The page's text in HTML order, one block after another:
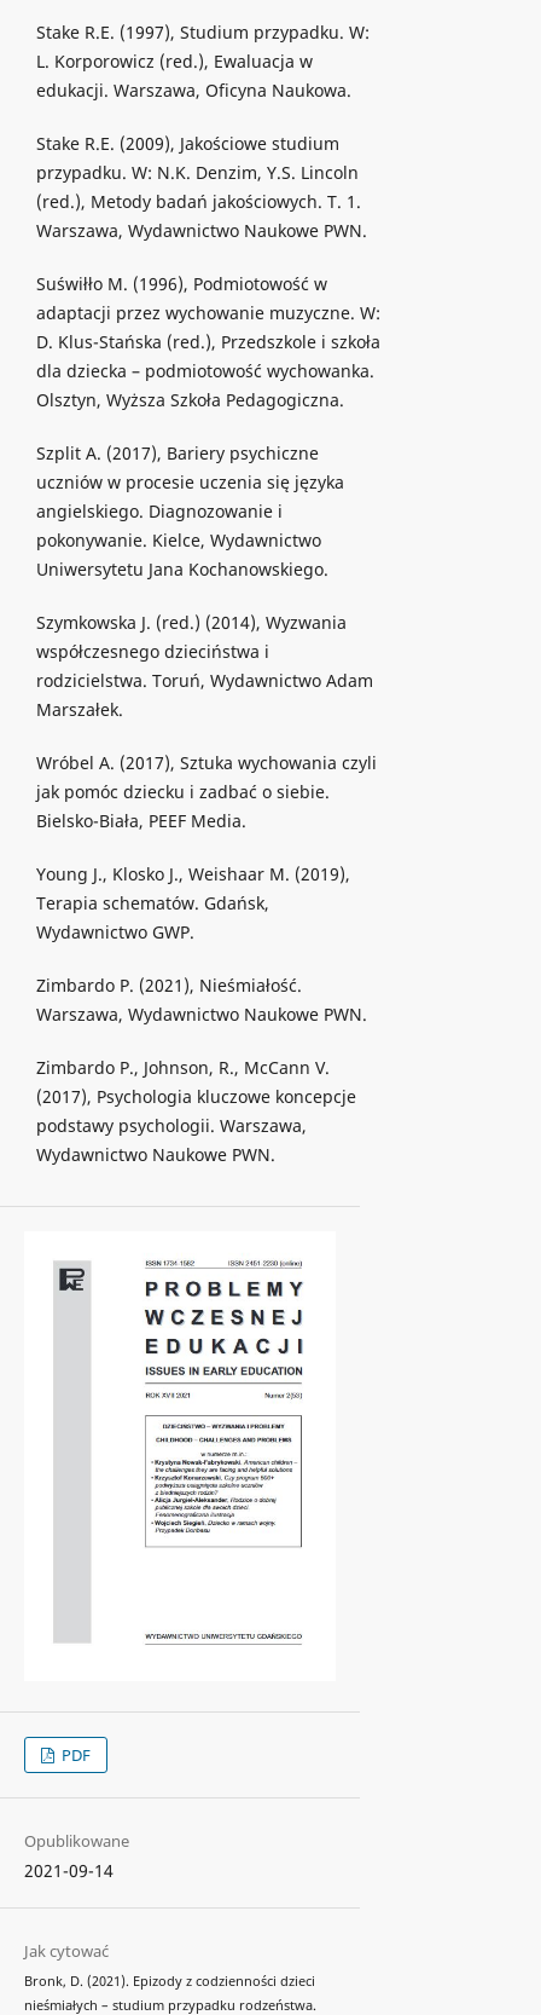
Stake R.E. (1997), Studium przypadku. W:
L. Korporowicz (red.), Ewaluacja w
edukacji. Warszawa, Oficyna Naukowa.
Stake R.E. (2009), Jakościowe studium
przypadku. W: N.K. Denzim, Y.S. Lincoln
(red.), Metody badań jakościowych. T. 1.
Warszawa, Wydawnictwo Naukowe PWN.
Suświłło M. (1996), Podmiotowość w
adaptacji przez wychowanie muzyczne. W:
D. Klus-Stańska (red.), Przedszkole i szkoła
dla dziecka – podmiotowość wychowanka.
Olsztyn, Wyższa Szkoła Pedagogiczna.
Szplit A. (2017), Bariery psychiczne
uczniów w procesie uczenia się języka
angielskiego. Diagnozowanie i
pokonywanie. Kielce, Wydawnictwo
Uniwersytetu Jana Kochanowskiego.
Szymkowska J. (red.) (2014), Wyzwania
współczesnego dzieciństwa i
rodzicielstwa. Toruń, Wydawnictwo Adam
Marszałek.
Wróbel A. (2017), Sztuka wychowania czyli
jak pomóc dziecku i zadbać o siebie.
Bielsko-Biała, PEEF Media.
Young J., Klosko J., Weishaar M. (2019),
Terapia schematów. Gdańsk,
Wydawnictwo GWP.
Zimbardo P. (2021), Nieśmiałość.
Warszawa, Wydawnictwo Naukowe PWN.
Zimbardo P., Johnson, R., McCann V.
(2017), Psychologia kluczowe koncepcje
podstawy psychologii. Warszawa,
Wydawnictwo Naukowe PWN.
PDF
Opublikowane
2021-09-14
Jak cytować
Bronk, D. (2021). Epizody z codzienności dzieci
nieśmiałych – studium przypadku rodzeństwa.